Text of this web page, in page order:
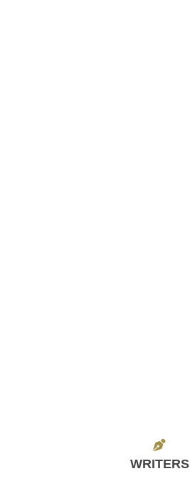
WRITERS